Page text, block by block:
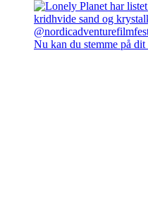
Nu kan du stemme på